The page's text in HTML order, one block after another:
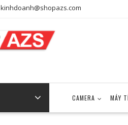
kinhdoanh@shopazs.com
CAMERA MÁY